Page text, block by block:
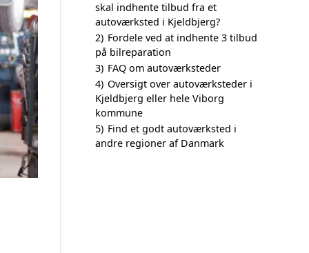
skal indhente tilbud fra et
autoværksted i Kjeldbjerg?
2) Fordele ved at indhente 3 tilbud
på bilreparation
3) FAQ om autoværksteder
4) Oversigt over autoværksteder i
Kjeldbjerg eller hele Viborg
kommune
5) Find et godt autoværksted i
andre regioner af Danmark